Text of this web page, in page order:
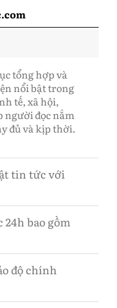
tổng hợp và
nổi bật trong
tế, xã hội,
người đọc nắm
đủ và kịp thời.
tin tức với
bao gồm
độ chính